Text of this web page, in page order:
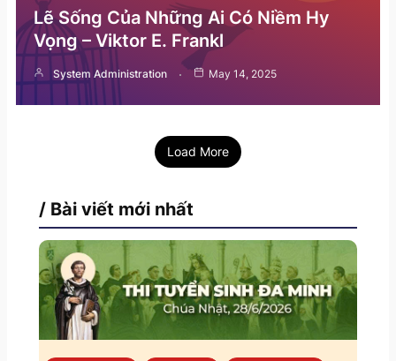
Lẽ Sống Của Những Ai Có Niềm Hy
Vọng – Viktor E. Frankl
System Administration May 14, 2025
Load More
/ Bài viết mới nhất